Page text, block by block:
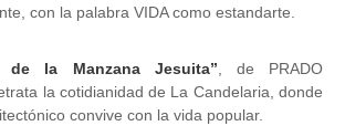
con la palabra VIDA como estandarte.
de la Manzana Jesuita”, de PRADO
la cotidianidad de La Candelaria, donde
convive con la vida popular.